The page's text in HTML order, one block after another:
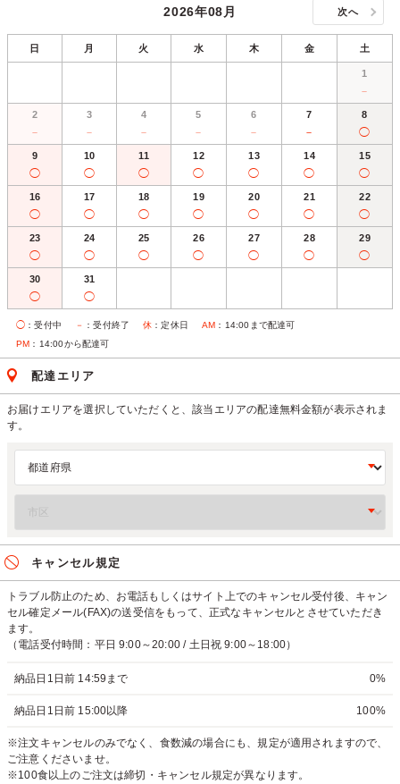
2026年08月 次へ
日 月 火 水 木 金 土
1
－
2
－
3
－
4
－
5
－
6
－
7
－
8
◯
9
◯
10
◯
11
◯
12
◯
13
◯
14
◯
15
◯
16
◯
17
◯
18
◯
19
◯
20
◯
21
◯
22
◯
23
◯
24
◯
25
◯
26
◯
27
◯
28
◯
29
◯
30
◯
31
◯
◯ ：受付中 － ：受付終了 休 ：定休日 AM ：14:00まで配達可
PM ：14:00から配達可
配達エリア
お届けエリアを選択していただくと、該当エリアの配達無料金額が表示されま
す。
キャンセル規定
トラブル防止のため、お電話もしくはサイト上でのキャンセル受付後、キャン
セル確定メール(FAX)の送受信をもって、正式なキャンセルとさせていただき
ます。
（電話受付時間：平日 9:00～20:00 / 土日祝 9:00～18:00）
納品日1日前 14:59まで 0%
納品日1日前 15:00以降 100%
※注文キャンセルのみでなく、食数減の場合にも、規定が適用されますので、
ご注意くださいませ。
※100食以上のご注文は締切・キャンセル規定が異なります。